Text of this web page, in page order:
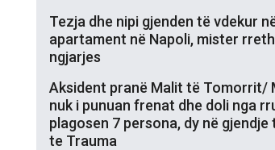
Tezja dhe nipi gjenden të vdekur
apartament në Napoli, mister
ngjarjes
Aksident pranë Malit të Tomorrit/
nuk i punuan frenat dhe doli nga
plagosen 7 persona, dy në gjendje
te Trauma